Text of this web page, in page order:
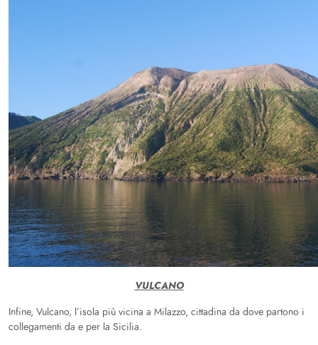
VULCANO
Infine, Vulcano, l’isola più vicina a Milazzo, cittadina da dove partono i
collegamenti da e per la Sicilia.